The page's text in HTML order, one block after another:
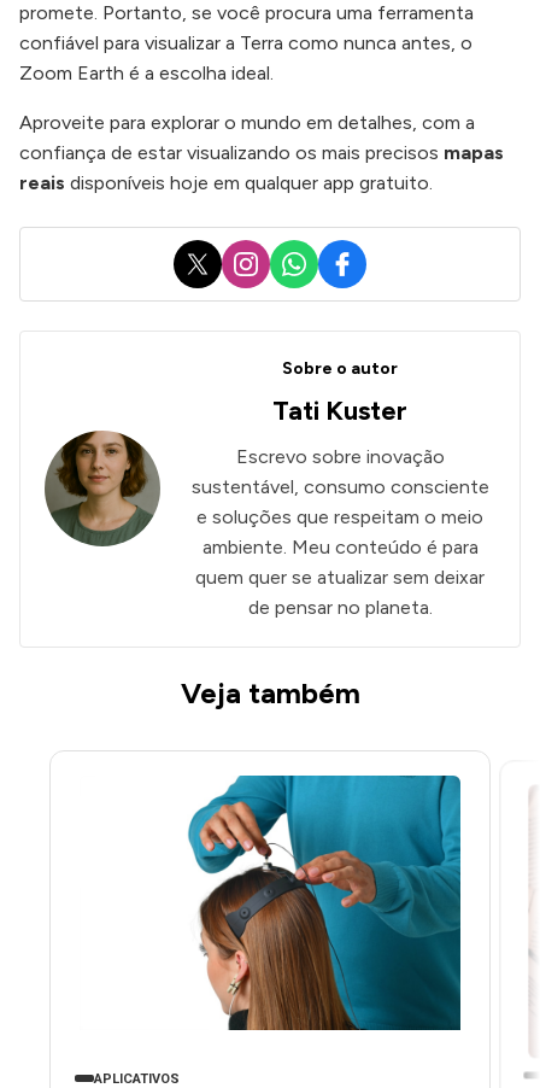
promete. Portanto, se você procura uma ferramenta
confiável para visualizar a Terra como nunca antes, o
Zoom Earth é a escolha ideal.
Aproveite para explorar o mundo em detalhes, com a
confiança de estar visualizando os mais precisos mapas
reais disponíveis hoje em qualquer app gratuito.
X InstagramWhatsApp
Facebook
Sobre o autor
Tati Kuster
Escrevo sobre inovação
sustentável, consumo consciente
e soluções que respeitam o meio
ambiente. Meu conteúdo é para
quem quer se atualizar sem deixar
de pensar no planeta.
Veja também
APLICATIVOS